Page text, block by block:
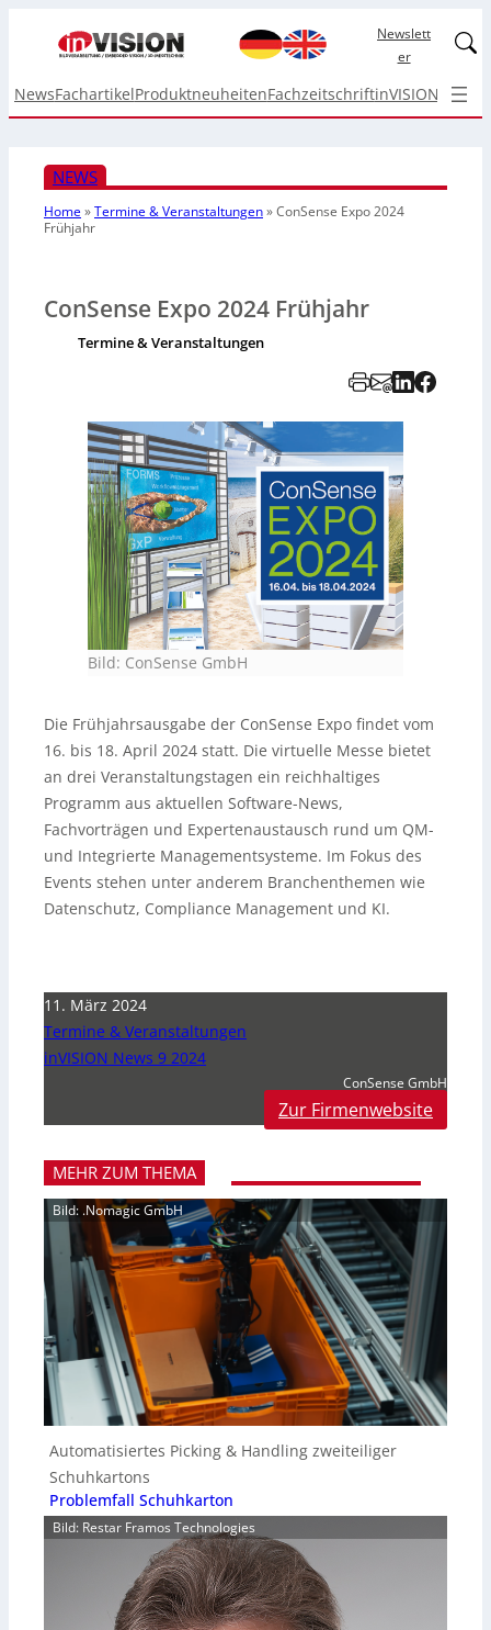
Newslett
er
NewsFachartikelProduktneuheitenFachzeitschriftinVISION Top
NEWS
Home»Termine & Veranstaltungen»ConSense Expo 2024
Frühjahr
ConSense Expo 2024 Frühjahr
Termine & Veranstaltungen
Bild: ConSense GmbH
Die Frühjahrsausgabe der ConSense Expo findet vom
16. bis 18. April 2024 statt. Die virtuelle Messe bietet
an drei Veranstaltungstagen ein reichhaltiges
Programm aus aktuellen Software-News,
Fachvorträgen und Expertenaustausch rund um QM-
und Integrierte Managementsysteme. Im Fokus des
Events stehen unter anderem Branchenthemen wie
Datenschutz, Compliance Management und KI.
11. März 2024
Termine & Veranstaltungen
inVISION News 9 2024
ConSense GmbH
Zur Firmenwebsite
MEHR ZUM THEMA
Bild: .Nomagic GmbH
Automatisiertes Picking & Handling zweiteiliger
Schuhkartons
Problemfall Schuhkarton
Bild: Restar Framos Technologies